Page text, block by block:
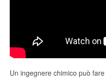
Un ingegnere chimico può